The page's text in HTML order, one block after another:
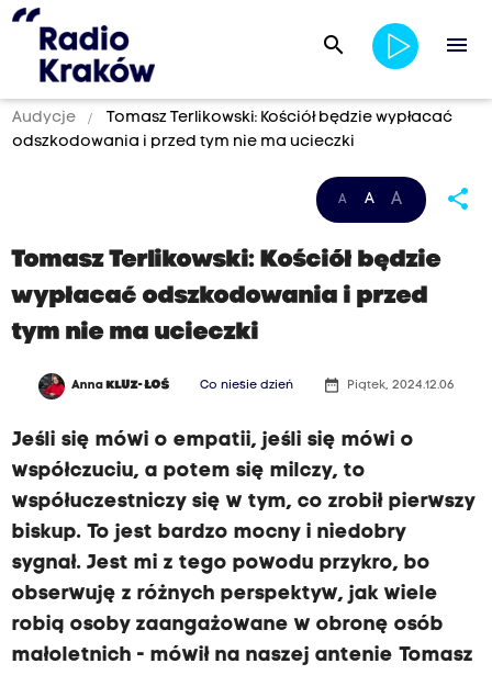
search menu
Audycje
Tomasz Terlikowski: Kościół będzie wypłacać
odszkodowania i przed tym nie ma ucieczki
A A A share
Tomasz Terlikowski: Kościół będzie
wypłacać odszkodowania i przed
tym nie ma ucieczki
Anna KLUZ- ŁOŚ Co niesie dzień date_range Piątek, 2024.12.06
Jeśli się mówi o empatii, jeśli się mówi o
współczuciu, a potem się milczy, to
współuczestniczy się w tym, co zrobił pierwszy
biskup. To jest bardzo mocny i niedobry
sygnał. Jest mi z tego powodu przykro, bo
obserwuję z różnych perspektyw, jak wiele
robią osoby zaangażowane w obronę osób
małoletnich - mówił na naszej antenie Tomasz